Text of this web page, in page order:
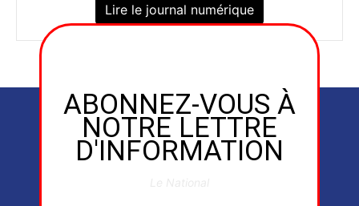
Lire le journal numérique
ABONNEZ-VOUS À
NOTRE LETTRE
D'INFORMATION